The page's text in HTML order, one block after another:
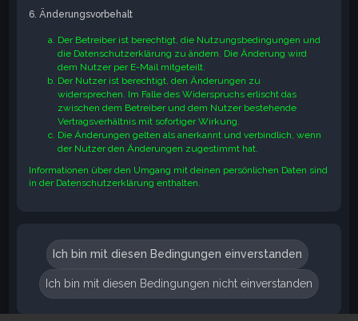
6. Änderungsvorbehalt
Der Betreiber ist berechtigt, die Nutzungsbedingungen und
die Datenschutzerklärung zu ändern. Die Änderung wird
dem Nutzer per E-Mail mitgeteilt.
Der Nutzer ist berechtigt, den Änderungen zu
widersprechen. Im Falle des Widerspruchs erlischt das
zwischen dem Betreiber und dem Nutzer bestehende
Vertragsverhältnis mit sofortiger Wirkung.
Die Änderungen gelten als anerkannt und verbindlich, wenn
der Nutzer den Änderungen zugestimmt hat.
Informationen über den Umgang mit deinen persönlichen Daten sind
in der Datenschutzerklärung enthalten.